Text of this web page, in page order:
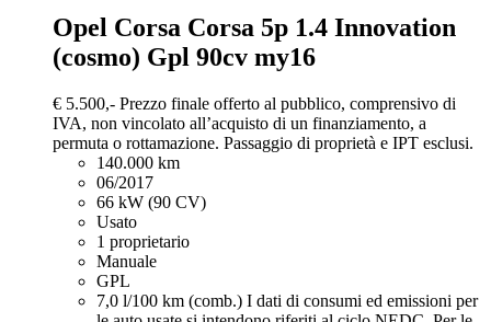
Opel Corsa Corsa 5p 1.4 Innovation
(cosmo) Gpl 90cv my16
€ 5.500,- Prezzo finale offerto al pubblico, comprensivo di
IVA, non vincolato all’acquisto di un finanziamento, a
permuta o rottamazione. Passaggio di proprietà e IPT esclusi.
140.000 km
06/2017
66 kW (90 CV)
Usato
1 proprietario
Manuale
GPL
7,0 l/100 km (comb.) I dati di consumi ed emissioni per